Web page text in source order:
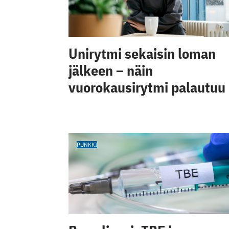
Unirytmi sekaisin loman
jälkeen – näin
vuorokausirytmi palautuu
PUNKKI